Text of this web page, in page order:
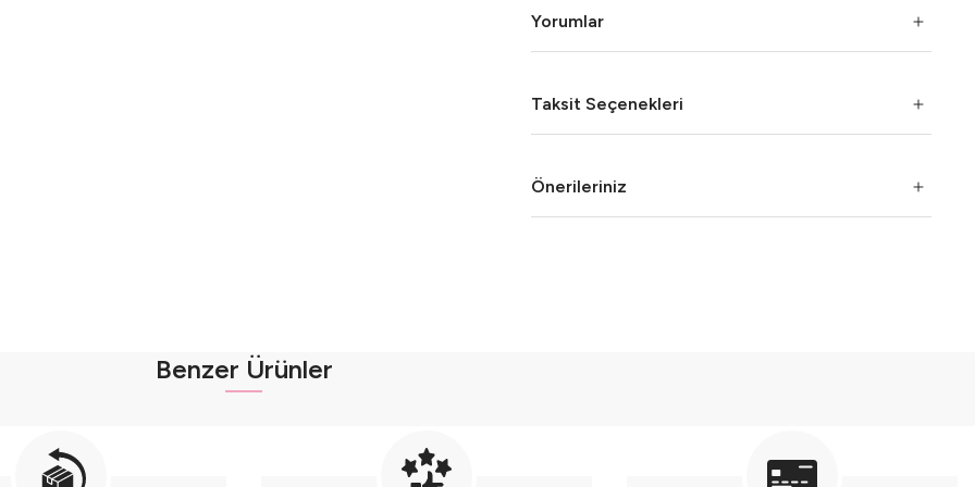
Yorumlar
Taksit Seçenekleri
Önerileriniz
Benzer Ürünler